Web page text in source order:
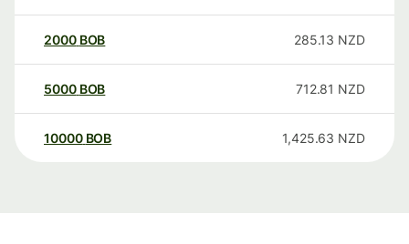
2000 BOB 285.13 NZD
5000 BOB 712.81 NZD
10000 BOB 1,425.63 NZD